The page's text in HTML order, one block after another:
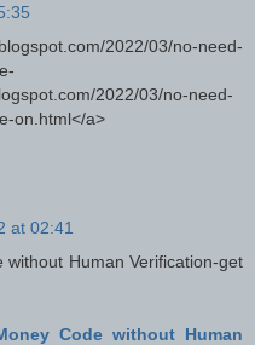
2022/03/no-need-
2022/03/no-need-
on.html</a>
at 02:41
Human Verification-get
Code without Human